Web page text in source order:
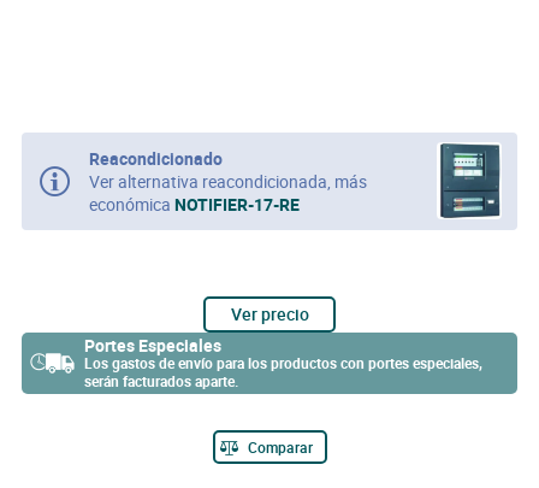
Reacondicionado
Ver alternativa reacondicionada, más
económicaNOTIFIER-17-RE
Ver precio
Portes Especiales
Los gastos de envío para los productos con portes especiales,
serán facturados aparte.
Comparar